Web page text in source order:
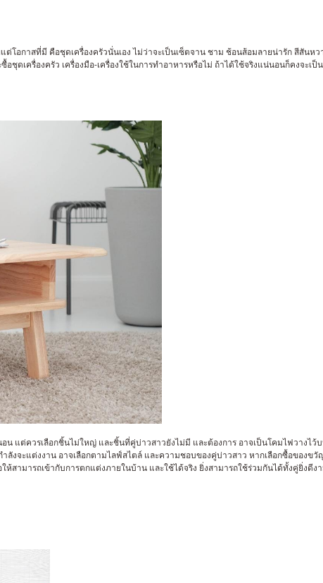
อกาสที่มี คือชุดเครื่องครัวนั่นเอง ไม่ว่าจะเป็นเซ็ตจาน ชาม ช้อนส้อมลายน่ารัก สีสันห
เครื่องครัว เครื่องมือ-เครื่องใช้ในการทำอาหารหรือไม่ ถ้าได้ใช้จริงแน่นอนก็คงจะเ
แต่ควรเลือกชิ้นไม่ใหญ่ และชิ้นที่คู่บ่าวสาวยังไม่มี และต้องการ อาจเป็นโคมไฟวางไว้
งจะแต่งงาน อาจเลือกตามไลฟ์สไตล์ และความชอบของคู่บ่าวสาว หากเลือกซื้อของข
สามารถเข้ากับการตกแต่งภายในบ้าน และใช้ได้จริง ยิ่งสามารถใช้ร่วมกันได้ทั้งคู่ยิ่งดี